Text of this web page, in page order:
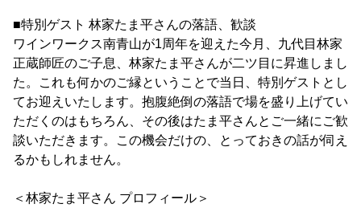
■特別ゲスト 林家たま平さんの落語、歓談
ワインワークス南青山が1周年を迎えた今月、九代目林家
正蔵師匠のご子息、林家たま平さんが二ツ目に昇進しまし
た。これも何かのご縁ということで当日、特別ゲストとし
てお迎えいたします。抱腹絶倒の落語で場を盛り上げてい
ただくのはもちろん、その後はたま平さんとご一緒にご歓
談いただきます。この機会だけの、とっておきの話が伺え
るかもしれません。
＜林家たま平さん プロフィール＞